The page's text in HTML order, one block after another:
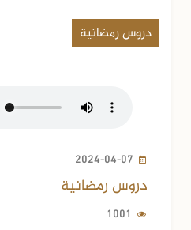
دروس رمضانية
2024-04-07
دروس رمضانية
1001